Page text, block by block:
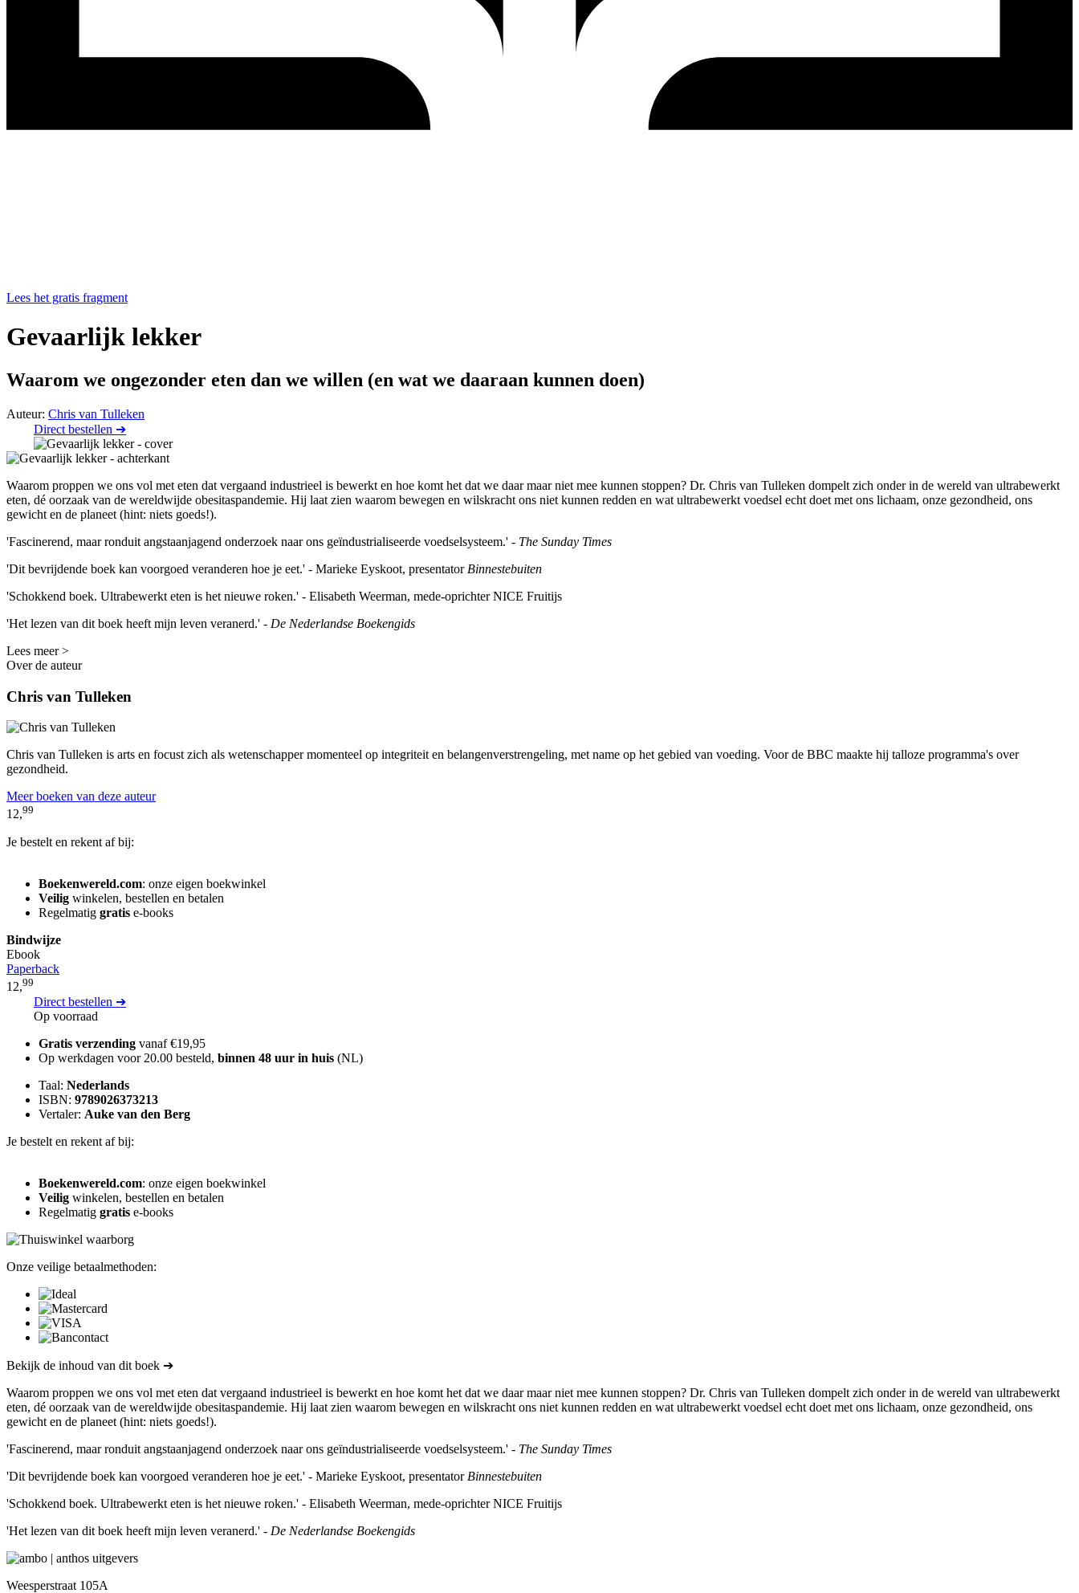
Lees het gratis fragment
Gevaarlijk lekker
Waarom we ongezonder eten dan we willen (en wat we daaraan kunnen doen)
Auteur: Chris van Tulleken
Direct bestellen ➔
Waarom proppen we ons vol met eten dat vergaand industrieel is bewerkt en hoe komt het dat we daar maar niet mee kunnen stoppen? Dr. Chris van Tulleken dompelt zich onder in de wereld van ultrabewerkt
eten, dé oorzaak van de wereldwijde obesitaspandemie. Hij laat zien waarom bewegen en wilskracht ons niet kunnen redden en wat ultrabewerkt voedsel echt doet met ons lichaam, onze gezondheid, ons
gewicht en de planeet (hint: niets goeds!).
'Fascinerend, maar ronduit angstaanjagend onderzoek naar ons geïndustrialiseerde voedselsysteem.' - The Sunday Times
'Dit bevrijdende boek kan voorgoed veranderen hoe je eet.' - Marieke Eyskoot, presentator Binnestebuiten
'Schokkend boek. Ultrabewerkt eten is het nieuwe roken.' - Elisabeth Weerman, mede-oprichter NICE Fruitijs
'Het lezen van dit boek heeft mijn leven veranerd.' - De Nederlandse Boekengids
Lees meer >
Over de auteur
Chris van Tulleken
Chris van Tulleken is arts en focust zich als wetenschapper momenteel op integriteit en belangenverstrengeling, met name op het gebied van voeding. Voor de BBC maakte hij talloze programma's over
gezondheid.
Meer boeken van deze auteur
12,99
Je bestelt en rekent af bij:
Boekenwereld.com: onze eigen boekwinkel
Veilig winkelen, bestellen en betalen
Regelmatig gratis e-books
Bindwijze
Ebook
Paperback
12,99
Direct bestellen ➔
Op voorraad
Gratis verzending vanaf €19,95
Op werkdagen voor 20.00 besteld, binnen 48 uur in huis (NL)
Taal: Nederlands
ISBN: 9789026373213
Vertaler: Auke van den Berg
Je bestelt en rekent af bij:
Boekenwereld.com: onze eigen boekwinkel
Veilig winkelen, bestellen en betalen
Regelmatig gratis e-books
Onze veilige betaalmethoden:
Bekijk de inhoud van dit boek ➔
Waarom proppen we ons vol met eten dat vergaand industrieel is bewerkt en hoe komt het dat we daar maar niet mee kunnen stoppen? Dr. Chris van Tulleken dompelt zich onder in de wereld van ultrabewerkt
eten, dé oorzaak van de wereldwijde obesitaspandemie. Hij laat zien waarom bewegen en wilskracht ons niet kunnen redden en wat ultrabewerkt voedsel echt doet met ons lichaam, onze gezondheid, ons
gewicht en de planeet (hint: niets goeds!).
'Fascinerend, maar ronduit angstaanjagend onderzoek naar ons geïndustrialiseerde voedselsysteem.' - The Sunday Times
'Dit bevrijdende boek kan voorgoed veranderen hoe je eet.' - Marieke Eyskoot, presentator Binnestebuiten
'Schokkend boek. Ultrabewerkt eten is het nieuwe roken.' - Elisabeth Weerman, mede-oprichter NICE Fruitijs
'Het lezen van dit boek heeft mijn leven veranerd.' - De Nederlandse Boekengids
Weesperstraat 105A